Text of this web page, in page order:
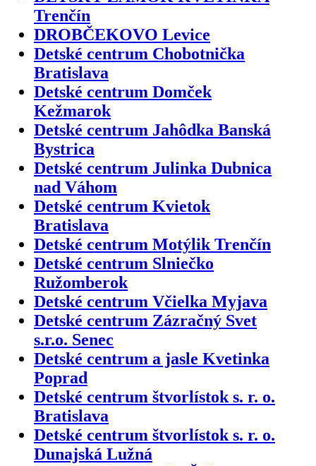
Trenčín
DROBČEKOVO Levice
Detské centrum Chobotnička
Bratislava
Detské centrum Domček
Kežmarok
Detské centrum Jahôdka Banská
Bystrica
Detské centrum Julinka Dubnica
nad Váhom
Detské centrum Kvietok
Bratislava
Detské centrum Motýlik Trenčín
Detské centrum Slniečko
Ružomberok
Detské centrum Včielka Myjava
Detské centrum Zázračný Svet
s.r.o. Senec
Detské centrum a jasle Kvetinka
Poprad
Detské centrum štvorlístok s. r. o.
Bratislava
Detské centrum štvorlístok s. r. o.
Dunajská Lužná